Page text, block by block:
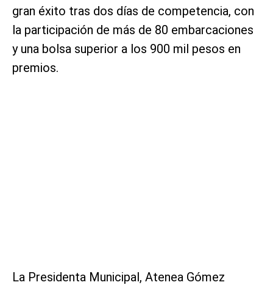
gran éxito tras dos días de competencia, con
la participación de más de 80 embarcaciones
y una bolsa superior a los 900 mil pesos en
premios.
La Presidenta Municipal, Atenea Gómez